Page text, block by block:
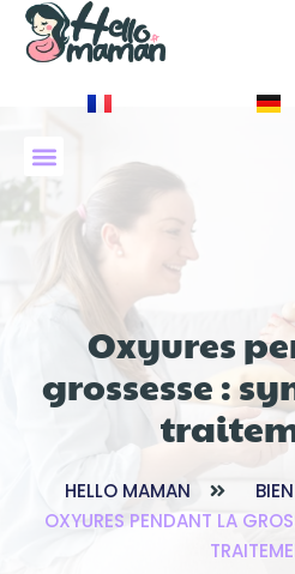
Oxyures
grossesse :
HELLO MAMAN
OXYURES PENDANT LA